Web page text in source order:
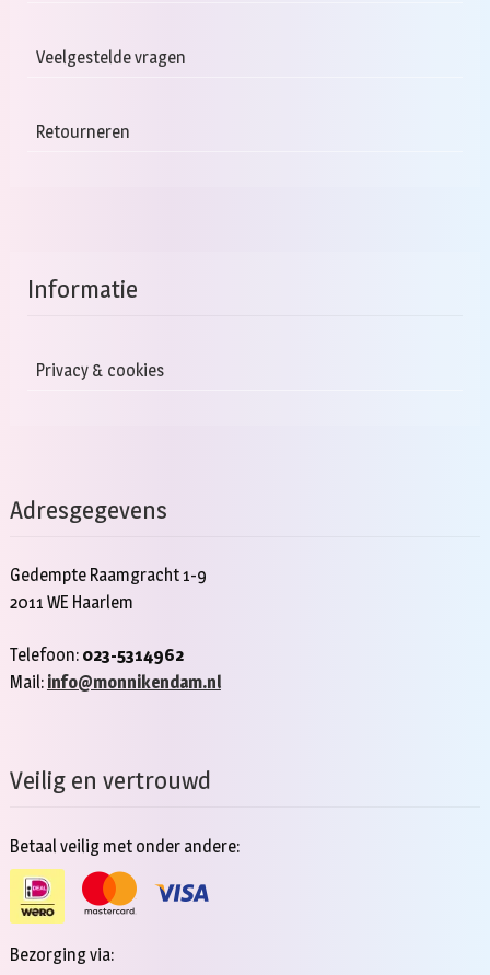
Veelgestelde vragen
Retourneren
Informatie
Privacy & cookies
Adresgegevens
Gedempte Raamgracht 1-9
2011 WE Haarlem
Telefoon: 023-5314962
Mail: info@monnikendam.nl
Veilig en vertrouwd
Betaal veilig met onder andere:
Bezorging via: